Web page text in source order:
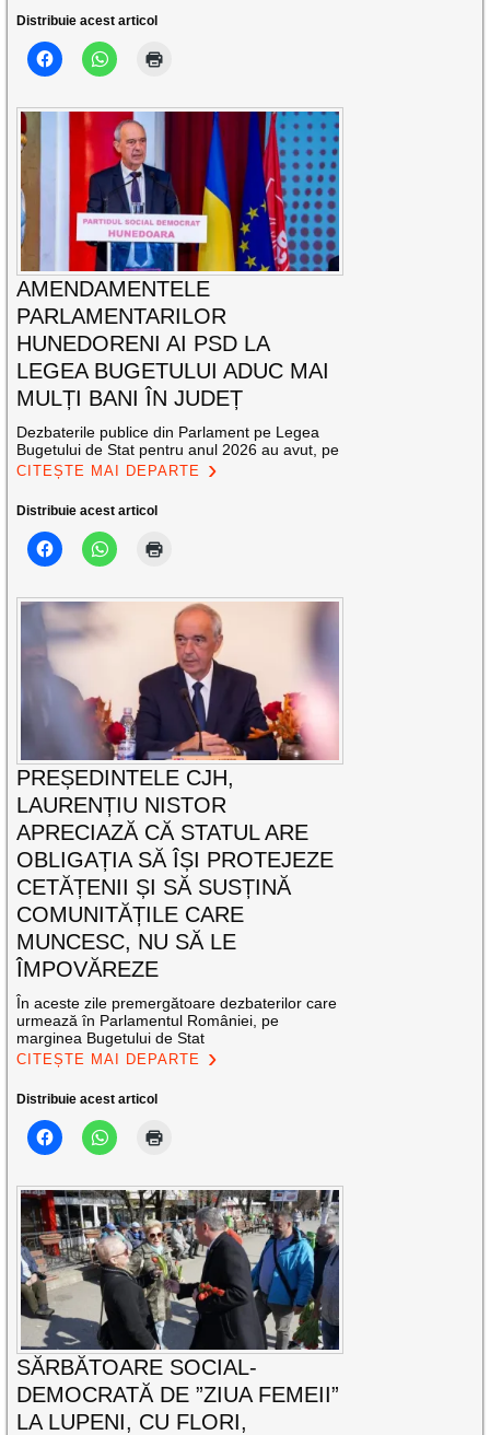
Distribuie acest articol
AMENDAMENTELE
PARLAMENTARILOR
HUNEDORENI AI PSD LA
LEGEA BUGETULUI ADUC MAI
MULȚI BANI ÎN JUDEȚ
Dezbaterile publice din Parlament pe Legea
Bugetului de Stat pentru anul 2026 au avut, pe
CITEȘTE MAI DEPARTE
Distribuie acest articol
PREȘEDINTELE CJH,
LAURENȚIU NISTOR
APRECIAZĂ CĂ STATUL ARE
OBLIGAȚIA SĂ ÎȘI PROTEJEZE
CETĂȚENII ȘI SĂ SUSȚINĂ
COMUNITĂȚILE CARE
MUNCESC, NU SĂ LE
ÎMPOVĂREZE
În aceste zile premergătoare dezbaterilor care
urmează în Parlamentul României, pe
marginea Bugetului de Stat
CITEȘTE MAI DEPARTE
Distribuie acest articol
SĂRBĂTOARE SOCIAL-
DEMOCRATĂ DE ”ZIUA FEMEII”
LA LUPENI, CU FLORI,